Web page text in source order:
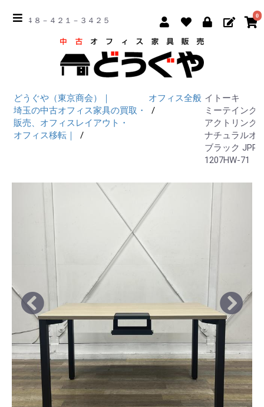
☎ ０４８－４２１－３４２５
0
どうぐや（東京商会）｜
埼玉の中古オフィス家具の買取・
販売、オフィスレイアウト・
オフィス移転｜
オフィス全般 イトーキ
ミーテイング
アクトリンク
ナチュラルオ
ブラック JPP-
1207HW-71